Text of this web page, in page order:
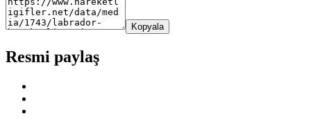
Kopyala
Resmi paylaş